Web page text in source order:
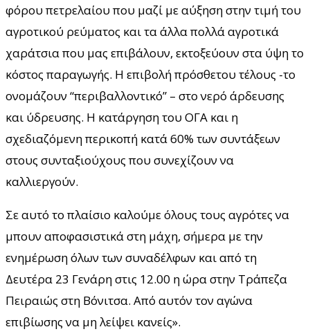
φόρου πετρελαίου που μαζί με αύξηση στην τιμή του
αγροτικού ρεύματος και τα άλλα πολλά αγροτικά
χαράτσια που μας επιβάλουν, εκτοξεύουν στα ύψη το
κόστος παραγωγής. Η επιβολή πρόσθετου τέλους -το
ονομάζουν “περιβαλλοντικό” – στο νερό άρδευσης
και ύδρευσης. Η κατάργηση του ΟΓΑ και η
σχεδιαζόμενη περικοπή κατά 60% των συντάξεων
στους συνταξιούχους που συνεχίζουν να
καλλιεργούν.
Σε αυτό το πλαίσιο καλούμε όλους τους αγρότες να
μπουν αποφασιστικά στη μάχη, σήμερα με την
ενημέρωση όλων των συναδέλφων και από τη
Δευτέρα 23 Γενάρη στις 12.00 η ώρα στην Τράπεζα
Πειραιώς στη Βόνιτσα. Από αυτόν τον αγώνα
επιβίωσης να μη λείψει κανείς».